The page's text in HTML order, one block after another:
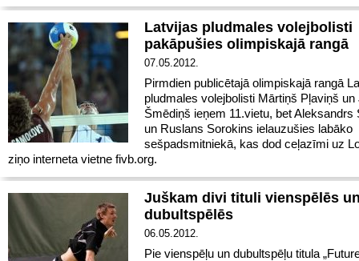
Latvijas pludmales volejbolisti
pakāpušies olimpiskajā rangā
07.05.2012.
Pirmdien publicētajā olimpiskajā rangā
pludmales volejbolisti Mārtiņš Pļaviņš un
Šmēdiņš ieņem 11.vietu, bet Aleksandrs
un Ruslans Sorokins ielauzušies labāko
sešpadsmitniekā, kas dod ceļazīmi uz
ziņo interneta vietne fivb.org.
Juškam divi tituli vienspēlēs
dubultspēlēs
06.05.2012.
Pie vienspēļu un dubultspēļu titula